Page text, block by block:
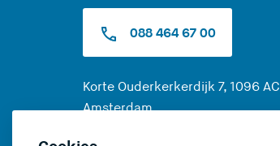
088 464 67 00
Korte Ouderkerkerdijk 7, 1096 AC
Amsterdam(